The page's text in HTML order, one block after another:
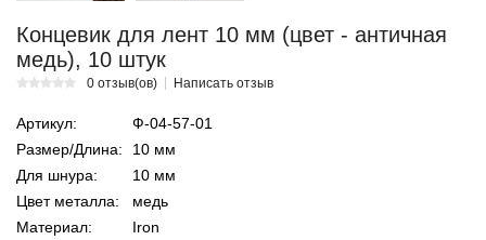
Концевик для лент 10 мм (цвет - античная
медь), 10 штук
0 отзыв(ов) Написать отзыв
Артикул:
Ф-04-57-01
Размер/Длина:
10 мм
Для шнура:
10 мм
Цвет металла:
медь
Материал:
Iron